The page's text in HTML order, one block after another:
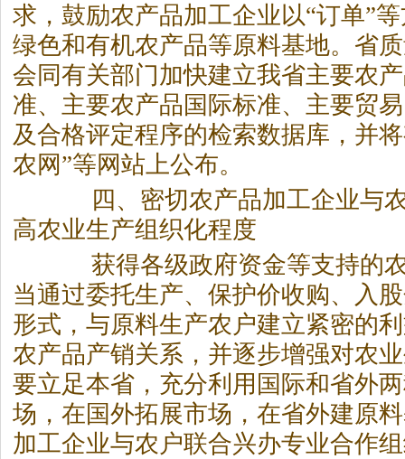
求，鼓励农产品加工企业以“订单”
绿色和有机农产品等原料基地。省
会同有关部门加快建立我省主要农
准、主要农产品国际标准、主要贸
及合格评定程序的检索数据库，并
农网”等网站上公布。
四、密切农产品加工企业与农
高农业生产组织化程度
获得各级政府资金等支持的农
当通过委托生产、保护价收购、入
形式，与原料生产农户建立紧密的
农产品产销关系，并逐步增强对农
要立足本省，充分利用国际和省外
场，在国外拓展市场，在省外建原
加工企业与农户联合兴办专业合作